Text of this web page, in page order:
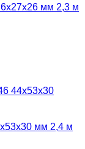
мм 2,3 м
мм 2,4 м